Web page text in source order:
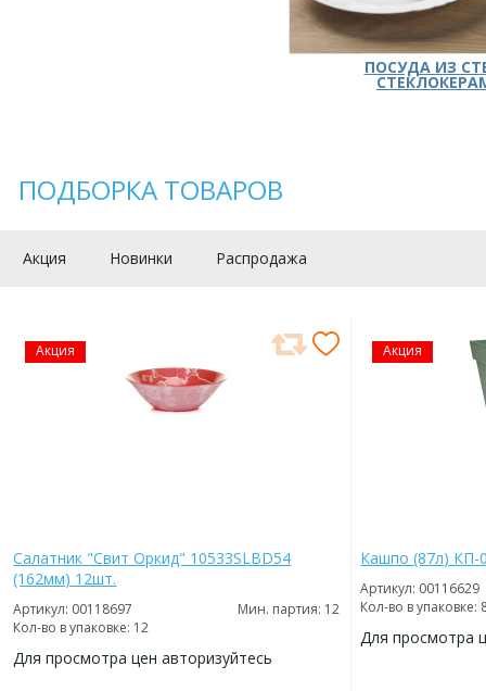
ПОСУДА ИЗ
ПОДБОРКА ТОВАРОВ
Акция Новинки Распродажа
Акция
Салатник "Свит Оркид" 10533SLBD54
(162мм) 12шт.
Артикул: 00118697
Мин. партия: 12
Кол-во в упаковке: 12
Для просмотра цен авторизуйтесь
Акция
Кашпо (87л) КП-
Артикул: 00116629
Кол-во в упаковке:
Для просмотра